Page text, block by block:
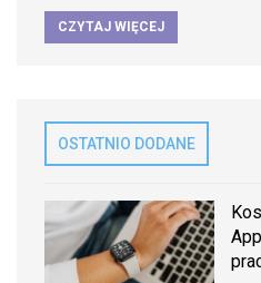
CZYTAJ WIĘCEJ
OSTATNIO DODANE